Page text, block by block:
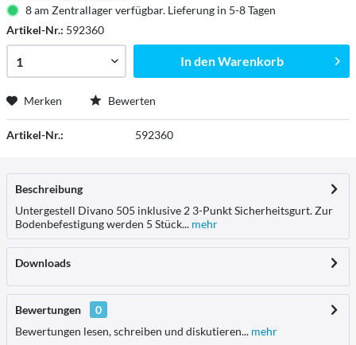
8 am Zentrallager verfügbar. Lieferung in 5-8 Tagen
Artikel-Nr.: 592360
In denWarenkorb
Merken Bewerten
Artikel-Nr.: 592360
Beschreibung
Untergestell Divano 505 inklusive 2 3-Punkt Sicherheitsgurt. Zur
Bodenbefestigung werden 5 Stück... mehr
Downloads
Bewertungen
0
Bewertungen lesen, schreiben und diskutieren... mehr